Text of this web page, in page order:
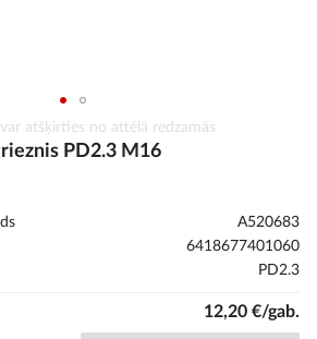
var atšķirties no attēlā redzamās
PD2.3 M16
A520683
6418677401060
PD2.3
12,20 €/gab.